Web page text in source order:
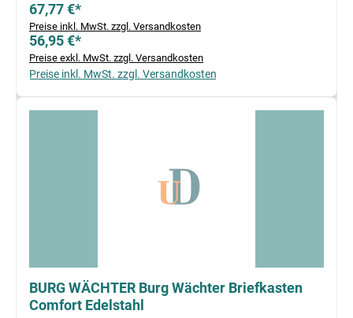
67,77 €*
Preise inkl. MwSt. zzgl. Versandkosten
56,95 €*
Preise exkl. MwSt. zzgl. Versandkosten
Preise inkl. MwSt. zzgl. Versandkosten
BURG WÄCHTER Burg Wächter Briefkasten
Comfort Edelstahl